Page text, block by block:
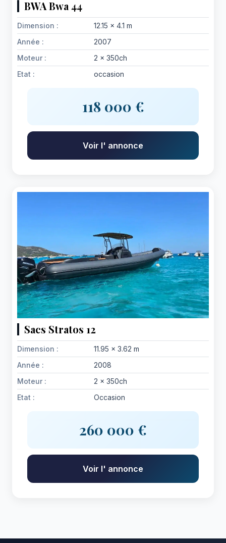
BWA Bwa 44
Dimension :
12.15 x 4.1 m
Année :
2007
Moteur :
2 x 350ch
Etat :
occasion
118 000 €
Voir l' annonce
Sacs Stratos 12
Dimension :
11.95 x 3.62 m
Année :
2008
Moteur :
2 x 350ch
Etat :
Occasion
260 000 €
Voir l' annonce